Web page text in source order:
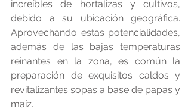
increíbles de hortalizas y cultivos,
debido a su ubicación geográfica.
Aprovechando estas potencialidades,
además de las bajas temperaturas
reinantes en la zona, es común la
preparación de exquisitos caldos y
revitalizantes sopas a base de papas y
maíz.